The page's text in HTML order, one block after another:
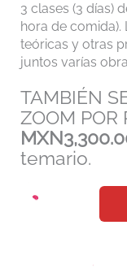
3 clases (3 días)
hora de comida).
teóricas y otras
juntos varías
TAMBIÉN
ZOOM POR
MXN
temario.